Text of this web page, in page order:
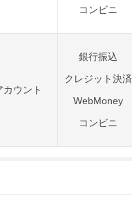
コンビニ
ウント
銀行振込
クレジット決済
WebMoney
コンビニ